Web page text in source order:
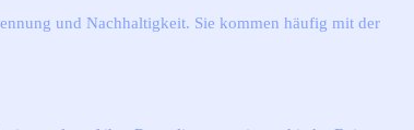
und Nachhaltigkeit. Sie kommen häufig mit der